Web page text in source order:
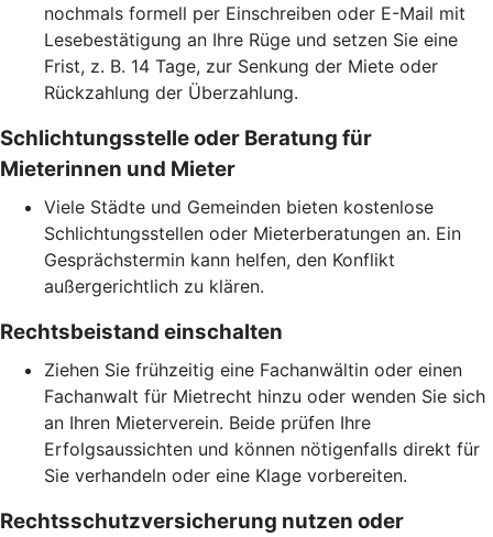
nochmals formell per Einschreiben oder E-Mail mit
Lesebestätigung an Ihre Rüge und setzen Sie eine
Frist, z. B. 14 Tage, zur Senkung der Miete oder
Rückzahlung der Überzahlung.
Schlichtungsstelle oder Beratung für
Mieterinnen und Mieter
Viele Städte und Gemeinden bieten kostenlose
Schlichtungsstellen oder Mieterberatungen an. Ein
Gesprächstermin kann helfen, den Konflikt
außergerichtlich zu klären.
Rechtsbeistand einschalten
Ziehen Sie frühzeitig eine Fachanwältin oder einen
Fachanwalt für Mietrecht hinzu oder wenden Sie sich
an Ihren Mieterverein. Beide prüfen Ihre
Erfolgsaussichten und können nötigenfalls direkt für
Sie verhandeln oder eine Klage vorbereiten.
Rechtsschutzversicherung nutzen oder